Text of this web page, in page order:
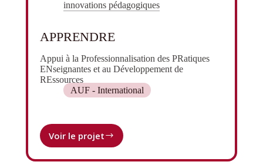
innovations pédagogiques
APPRENDRE
Appui à la Professionnalisation des PRatiques
ENseignantes et au Développement de
REssources
AUF - International
Voir le projet
APPRENDRE